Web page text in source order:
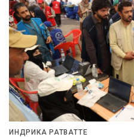
ИНДРИКА РАТВАТТЕ